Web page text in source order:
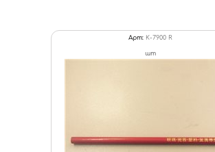
Арт: K-7900 R
шт